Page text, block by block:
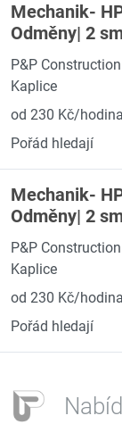
Mechanik-
Odměny| 2
P&P
Kaplice
od 230 Kč/hodina
Pořád hledají
Mechanik-
Odměny| 2
P&P
Kaplice
od 230 Kč/hodina
Pořád hledají